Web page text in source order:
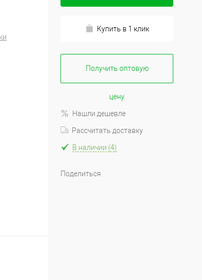
Купить в 1 клик
Получить оптовую
цену
Нашли дешевле
Рассчитать доставку
В наличии (4)
Поделиться